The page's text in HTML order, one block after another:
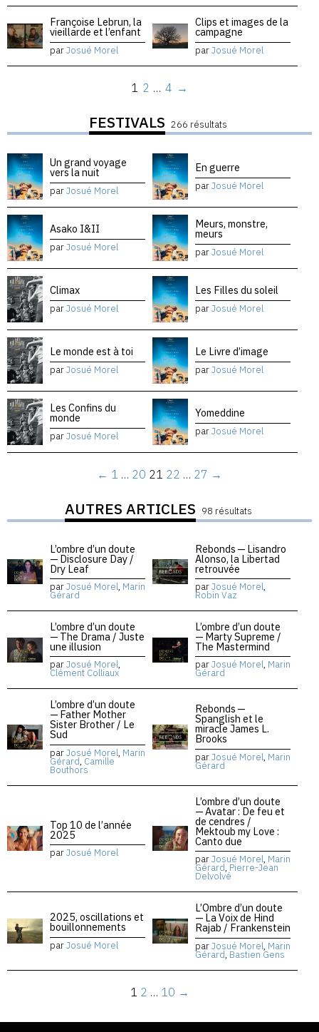
Françoise Lebrun, la
vieillarde et l’enfant
parJosué Morel
Clips et images de la
campagne
parJosué Morel
1 2 … 4 →
FESTIVALS 266 résultats
Un grand voyage
vers la nuit
parJosué Morel
En guerre
parJosué Morel
Asako I&II
parJosué Morel
Meurs, monstre,
meurs
parJosué Morel
Climax
parJosué Morel
Les Filles du soleil
parJosué Morel
Le monde est à toi
parJosué Morel
Le Livre d’image
parJosué Morel
Les Confins du
monde
parJosué Morel
Yomeddine
parJosué Morel
← 1 … 20 21 22 … 27 →
AUTRES ARTICLES 98 résultats
L’ombre d’un doute
— Disclosure Day /
Dry Leaf
parJosué Morel, Marin
Gérard
Rebonds — Lisandro
Alonso, la Libertad
retrouvée
parJosué Morel,
Robin Vaz
L’ombre d’un doute
— The Drama / Juste
une illusion
parJosué Morel,
Clément Colliaux
L’ombre d’un doute
— Marty Supreme /
The Mastermind
parJosué Morel, Marin
Gérard
L’ombre d’un doute
— Father Mother
Sister Brother / Le
Sud
parJosué Morel, Marin
Gérard, Camille
Bouthors
Rebonds —
Spanglish et le
miracle James L.
Brooks
parJosué Morel, Marin
Gérard
Top 10 de l’année
2025
parJosué Morel
L’ombre d’un doute
— Avatar : De feu et
de cendres /
Mektoub my Love :
Canto due
parJosué Morel, Marin
Gérard, Pierre-Jean
Delvolvé
2025, oscillations et
bouillonnements
parJosué Morel
L’Ombre d’un doute
— La Voix de Hind
Rajab / Frankenstein
parJosué Morel, Marin
Gérard, Bastien Gens
1 2 … 10 →